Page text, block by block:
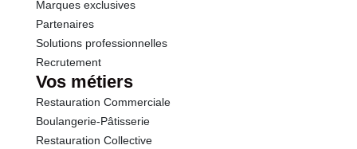
Marques exclusives
Partenaires
Solutions professionnelles
Recrutement
Vos métiers
Restauration Commerciale
Boulangerie-Pâtisserie
Restauration Collective